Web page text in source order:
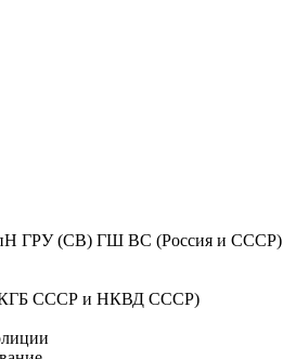
ГРУ (СВ) ГШ ВС (Россия и СССР)
СССР и НКВД СССР)